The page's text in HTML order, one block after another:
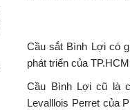
Cầu sắt Bình Lợi có
phát triển của
Cầu Bình Lợi cũ là
Levalllois Perret của